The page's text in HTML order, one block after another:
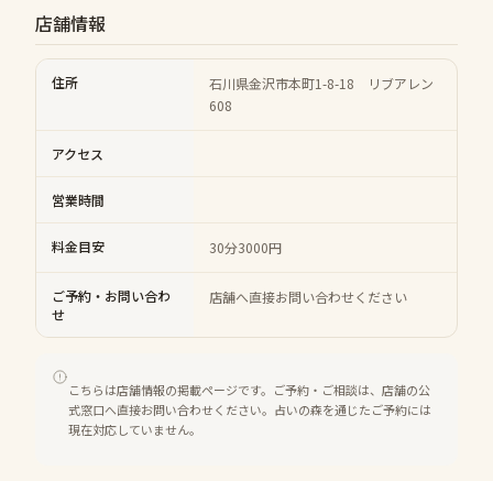
店舗情報
住所
石川県金沢市本町1-8-18 リブアレン
608
アクセス
営業時間
料金目安 30分3000円
ご予約・お問い合わ
せ
店舗へ直接お問い合わせください
こちらは店舗情報の掲載ページです。ご予約・ご相談は、店舗の公
式窓口へ直接お問い合わせください。占いの森を通じたご予約には
現在対応していません。